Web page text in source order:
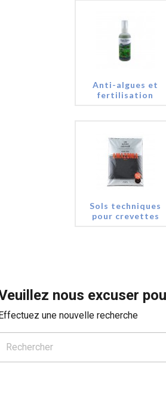
Anti-algues et
fertilisation
Sols techniques
pour crevettes
nous excuser
une nouvelle recherche